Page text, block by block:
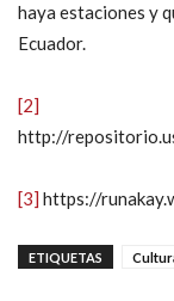
haya estaciones y
Ecuador.
[2]
http://
[3] https://
ETIQUETAS